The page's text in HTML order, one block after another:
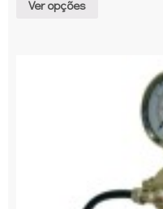
Ver opções